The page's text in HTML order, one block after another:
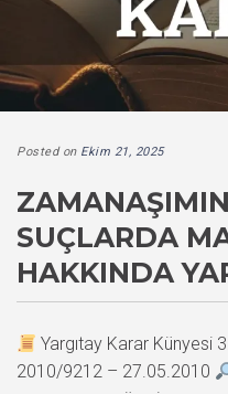
Posted on Ekim 21, 2025
SUÇLARDA
HAKKINDA
Yargıtay Karar Künyesi
2010/9212 – 27.05.2010